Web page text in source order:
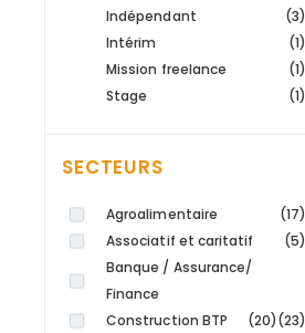
Indépendant
(3)
Intérim
(1)
Mission freelance
(1)
Stage
(1)
SECTEURS
Agroalimentaire
(17)
Associatif et caritatif
(5)
Banque / Assurance/
Finance
(23)
Construction BTP
(20)